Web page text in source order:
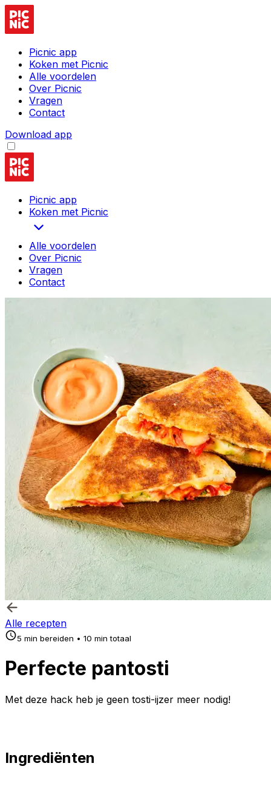
Picnic app
Koken met Picnic
Alle voordelen
Over Picnic
Vragen
Contact
Download app
Picnic app
Koken met Picnic
Alle voordelen
Over Picnic
Vragen
Contact
Alle recepten
5 min bereiden • 10 min totaal
Perfecte pantosti
Met deze hack heb je geen tosti-ijzer meer nodig!
Ingrediënten